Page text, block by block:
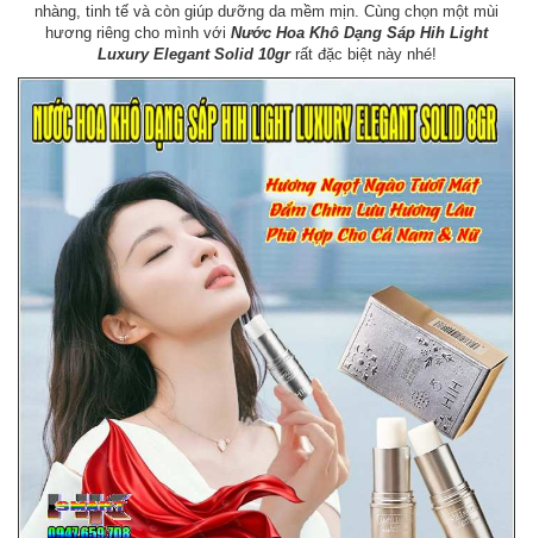
nhàng, tinh tế và còn giúp dưỡng da mềm mịn. Cùng chọn một mùi
hương riêng cho mình với Nước Hoa Khô Dạng Sáp Hih Light
Luxury Elegant Solid 10grrất đặc biệt này nhé!